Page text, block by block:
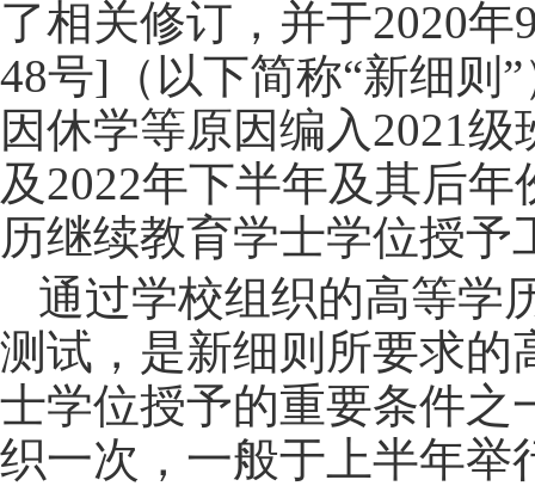
了相关修订，并于2020年
48号] （以下简称“新细则
因休学等原因编入2021级
及2022年下半年及其后年
历继续教育学士学位授
通过学校组织的高等学
测试，是新细则所要求的
士学位授予的重要条件之
织一次，一般于上半年举